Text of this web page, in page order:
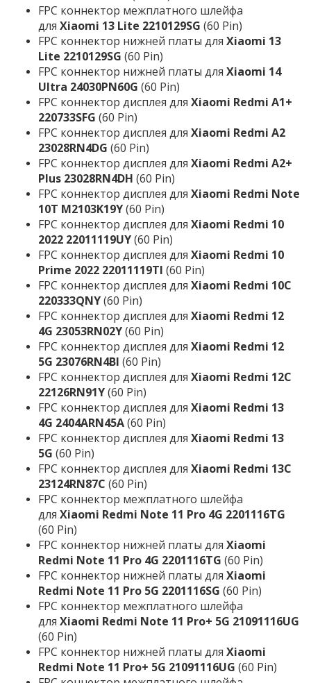
FPC коннектор межплатного шлейфа
для Xiaomi 13 Lite 2210129SG (60 Pin)
FPC коннектор нижней платы для Xiaomi 13
Lite 2210129SG (60 Pin)
FPC коннектор нижней платы для Xiaomi 14
Ultra 24030PN60G (60 Pin)
FPC коннектор дисплея для Xiaomi Redmi A1+
220733SFG (60 Pin)
FPC коннектор дисплея для Xiaomi Redmi A2
23028RN4DG (60 Pin)
FPC коннектор дисплея для Xiaomi Redmi A2+
Plus 23028RN4DH (60 Pin)
FPC коннектор дисплея для Xiaomi Redmi Note
10T M2103K19Y(60 Pin)
FPC коннектор дисплея для Xiaomi Redmi 10
2022 22011119UY(60 Pin)
FPC коннектор дисплея для Xiaomi Redmi 10
Prime 2022 22011119TI (60 Pin)
FPC коннектор дисплея для Xiaomi Redmi 10C
220333QNY(60 Pin)
FPC коннектор дисплея для Xiaomi Redmi 12
4G 23053RN02Y(60 Pin)
FPC коннектор дисплея для Xiaomi Redmi 12
5G 23076RN4BI (60 Pin)
FPC коннектор дисплея для Xiaomi Redmi 12C
22126RN91Y(60 Pin)
FPC коннектор дисплея для Xiaomi Redmi 13
4G 2404ARN45A(60 Pin)
FPC коннектор дисплея для Xiaomi Redmi 13
5G (60 Pin)
FPC коннектор дисплея для Xiaomi Redmi 13C
23124RN87C (60 Pin)
FPC коннектор межплатного шлейфа
для Xiaomi Redmi Note 11 Pro 4G 2201116TG
(60 Pin)
FPC коннектор нижней платы для Xiaomi
Redmi Note 11 Pro 4G 2201116TG (60 Pin)
FPC коннектор нижней платы для Xiaomi
Redmi Note 11 Pro 5G 2201116SG (60 Pin)
FPC коннектор межплатного шлейфа
для Xiaomi Redmi Note 11 Pro+ 5G 21091116UG
(60 Pin)
FPC коннектор нижней платы для Xiaomi
Redmi Note 11 Pro+ 5G 21091116UG (60 Pin)